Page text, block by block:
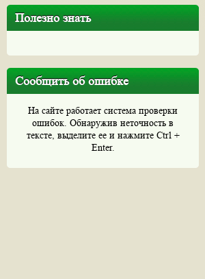
Полезно знать
Сообщить об ошибке
На сайте работает система проверки
ошибок. Обнаружив неточность в
тексте, выделите ее и нажмите Ctrl +
Enter.